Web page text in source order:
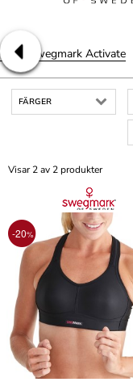
By Swegmark Activate
FÄRGER
Visar 2 av 2 produkter
-20%